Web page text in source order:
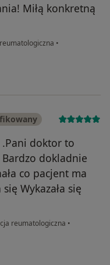
Miłą konkretną
•
.Pani doktor to
dokladnie
co pacjent ma
Wykazała się
reumatologiczna •